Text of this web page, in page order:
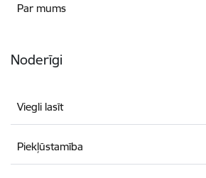
Par mums
Noderīgi
Viegli lasīt
Piekļūstamība